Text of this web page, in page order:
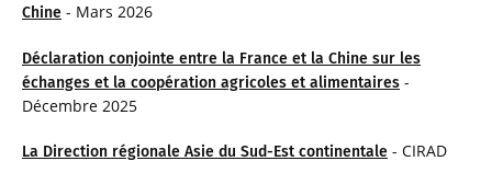
Chine - Mars 2026
Déclaration conjointe entre la France et la Chine sur les
échanges et la coopération agricoles et alimentaires -
Décembre 2025
La Direction régionale Asie du Sud-Est continentale - CIRAD